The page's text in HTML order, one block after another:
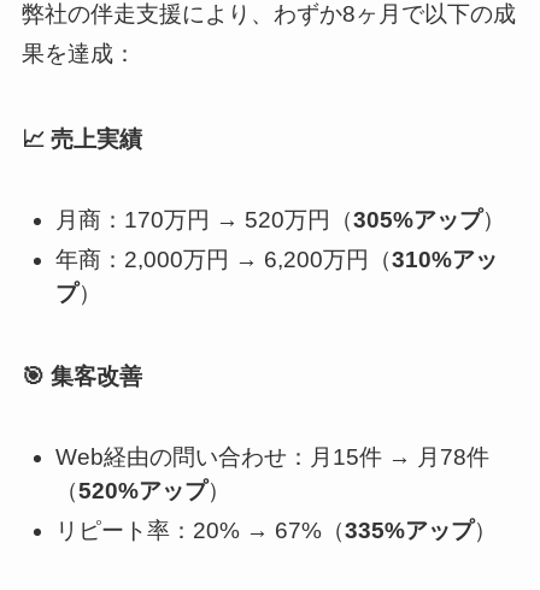
弊社の伴走支援により、わずか8ヶ月で以下の成
果を達成：
📈 売上実績
月商：170万円 → 520万円（305%アップ）
年商：2,000万円 → 6,200万円（310%アッ
プ）
🎯 集客改善
Web経由の問い合わせ：月15件 → 月78件
（520%アップ）
リピート率：20% → 67%（335%アップ）